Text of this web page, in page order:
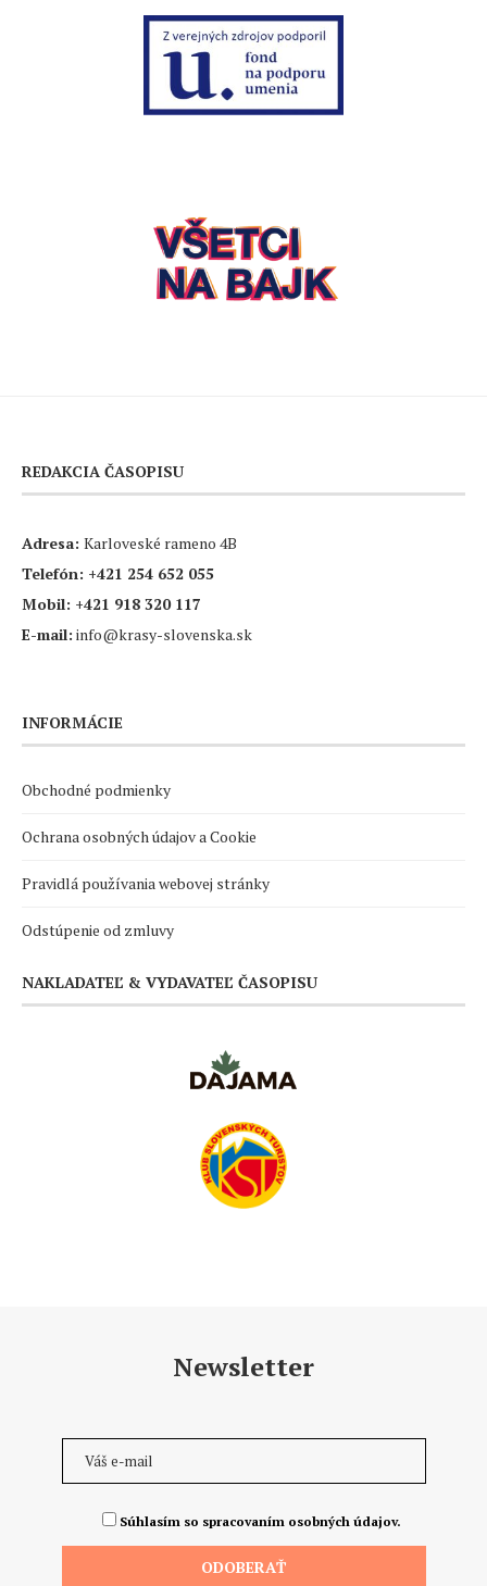
REDAKCIA ČASOPISU
Adresa: Karloveské rameno 4B
Telefón: +421 254 652 055
Mobil: +421 918 320 117
E-mail: info@krasy-slovenska.sk
INFORMÁCIE
Obchodné podmienky
Ochrana osobných údajov a Cookie
Pravidlá používania webovej stránky
Odstúpenie od zmluvy
NAKLADATEĽ & VYDAVATEĽ ČASOPISU
Newsletter
Súhlasím so spracovaním osobných údajov.